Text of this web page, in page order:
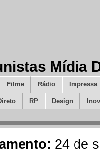
Mídia
Filme Rádio Impressa
RP Design
24 de